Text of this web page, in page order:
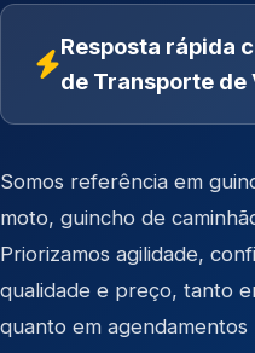
Resposta rápida
de Transporte de
Somos referência em
moto, guincho de
Priorizamos agilidade,
qualidade e preço, tanto
quanto em agendamentos